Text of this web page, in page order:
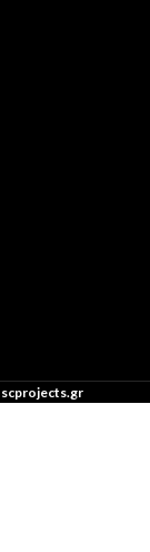
scprojects.gr